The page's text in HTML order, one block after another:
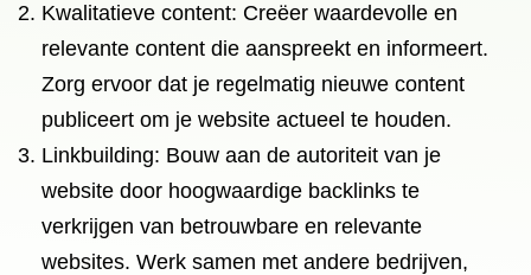
Kwalitatieve content: Creëer waardevolle en
relevante content die aanspreekt en informeert.
Zorg ervoor dat je regelmatig nieuwe content
publiceert om je website actueel te houden.
Linkbuilding: Bouw aan de autoriteit van je
website door hoogwaardige backlinks te
verkrijgen van betrouwbare en relevante
websites. Werk samen met andere bedrijven,